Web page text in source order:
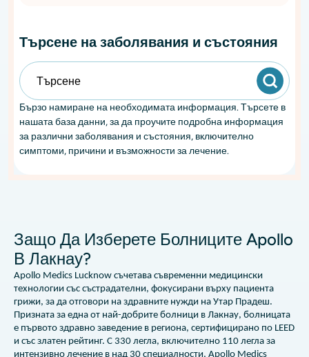
Търсене на заболявания и състояния
Бързо намиране на необходимата информация. Търсете в
нашата база данни, за да проучите подробна информация
за различни заболявания и състояния, включително
симптоми, причини и възможности за лечение.
Защо Да Изберете Болниците Apollo
В Лакнау?
Apollo Medics Lucknow съчетава съвременни медицински
технологии със състрадателни, фокусирани върху пациента
грижи, за да отговори на здравните нужди на Утар Прадеш.
Призната за една от най-добрите болници в Лакнау, болницата
е първото здравно заведение в региона, сертифицирано по LEED
и със златен рейтинг. С 330 легла, включително 110 легла за
интензивно лечение в над 30 специалности, Apollo Medics